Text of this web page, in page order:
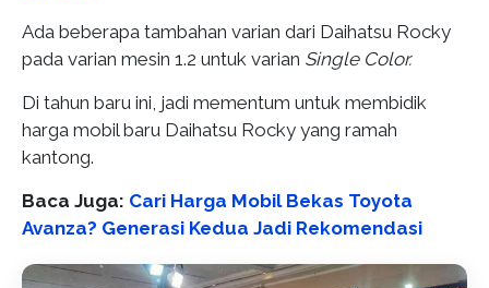
Ada beberapa tambahan varian dari Daihatsu Rocky
pada varian mesin 1.2 untuk varian Single Color.
Di tahun baru ini, jadi mementum untuk membidik
harga mobil baru Daihatsu Rocky yang ramah
kantong.
Baca Juga: Cari Harga Mobil Bekas Toyota
Avanza? Generasi Kedua Jadi Rekomendasi